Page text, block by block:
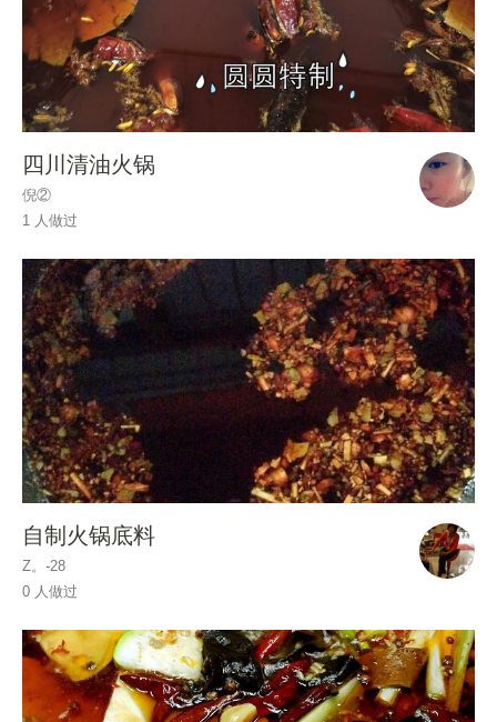
四川清油火锅
倪②
1 人做过
自制火锅底料
Z。-28
0 人做过